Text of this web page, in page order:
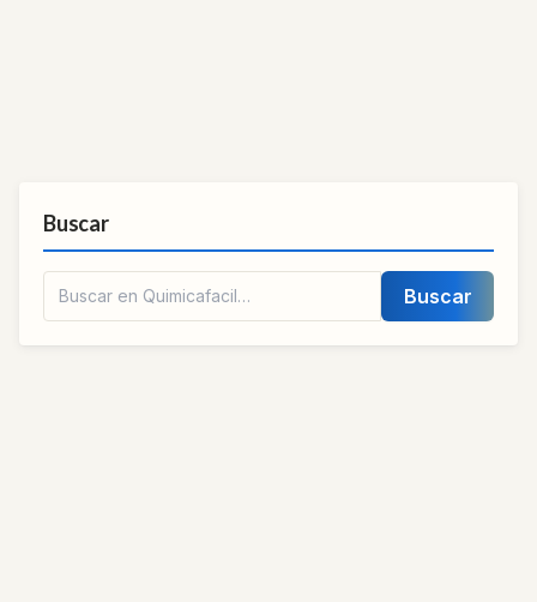
Buscar
Buscar